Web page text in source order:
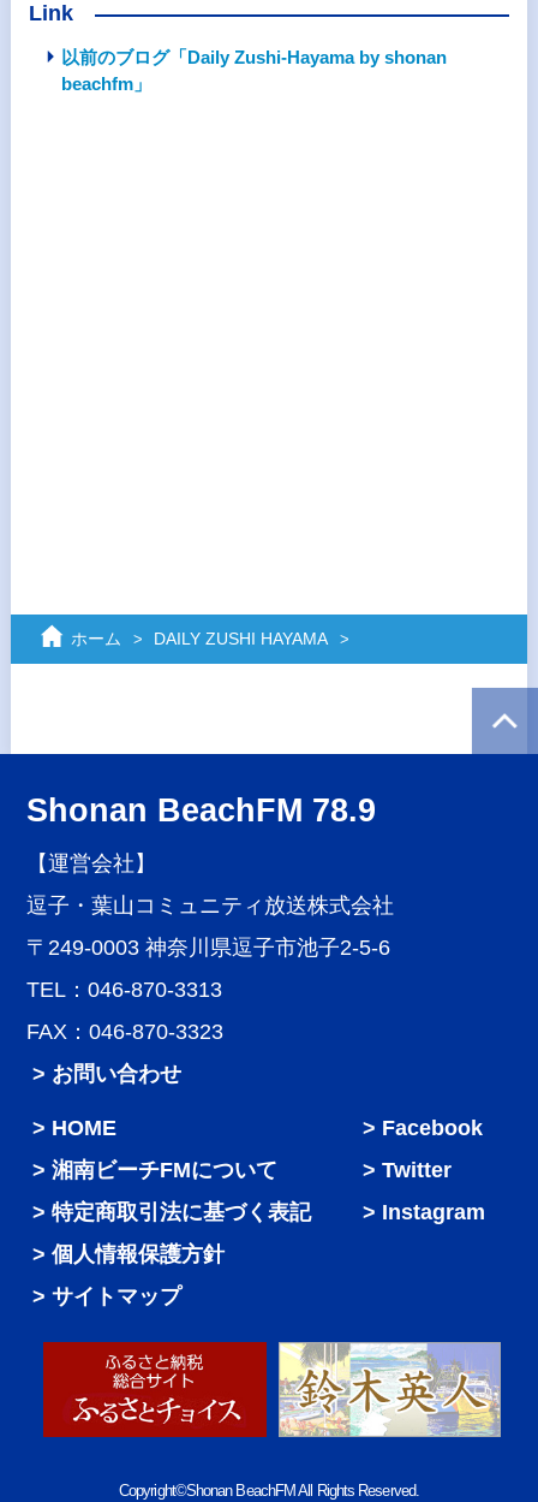
Link
以前のブログ「Daily Zushi-Hayama by shonan
beachfm」
ホーム DAILY ZUSHI HAYAMA
Shonan BeachFM 78.9
【運営会社】
逗子・葉山コミュニティ放送株式会社
〒249-0003 神奈川県逗子市池子2-5-6
TEL：046-870-3313
FAX：046-870-3323
> お問い合わせ
HOME
湘南ビーチFMについて
特定商取引法に基づく表記
個人情報保護方針
サイトマップ
Facebook
Twitter
Instagram
Copyright©Shonan BeachFM All Rights Reserved.